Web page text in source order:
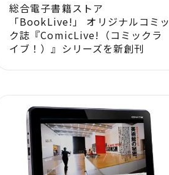
総合電子書籍ストア
「BookLive!」 オリジナルコミッ
ク誌『ComicLive!（コミックラ
イブ！）』シリーズを新創刊